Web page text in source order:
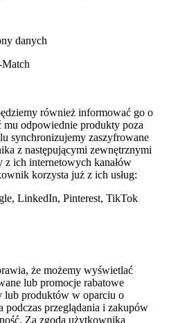
danych
również informować go o
odpowiednie produkty poza
synchronizujemy zaszyfrowane
z następującymi zewnętrznymi
z ich internetowych kanałów
korzysta już z ich usług:
LinkedIn, Pinterest, TikTok
że możemy wyświetlać
lub promocje rabatowe
lub produktów w oparciu o
przeglądania i zakupów
Za zgodą użytkownika